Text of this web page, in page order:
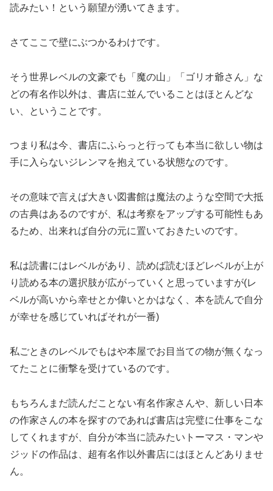
読みたい！という願望が湧いてきます。
さてここで壁にぶつかるわけです。
そう世界レベルの文豪でも「魔の山」「ゴリオ爺さん」な
どの有名作以外は、書店に並んでいることはほとんどな
い、ということです。
つまり私は今、書店にふらっと行っても本当に欲しい物は
手に入らないジレンマを抱えている状態なのです。
その意味で言えば大きい図書館は魔法のような空間で大抵
の古典はあるのですが、私は考察をアップする可能性もあ
るため、出来れば自分の元に置いておきたいのです。
私は読書にはレベルがあり、読めば読むほどレベルが上が
り読める本の選択肢が広がっていくと思っていますが(レ
ベルが高いから幸せとか偉いとかはなく、本を読んで自分
が幸せを感じていればそれが一番)
私ごときのレベルでもはや本屋でお目当ての物が無くなっ
てたことに衝撃を受けているのです。
もちろんまだ読んだことない有名作家さんや、新しい日本
の作家さんの本を探すのであれば書店は完璧に仕事をこな
してくれますが、自分が本当に読みたいトーマス・マンや
ジッドの作品は、超有名作以外書店にはほとんどありませ
ん。